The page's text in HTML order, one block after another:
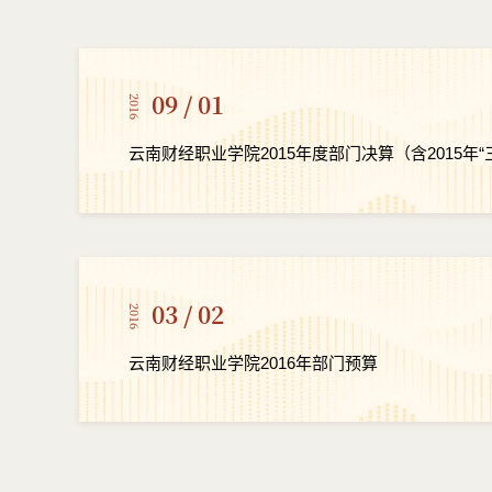
2016 09 / 01
云南财经职业学院2015年度部门决算（含2015年“
2016 03 / 02
云南财经职业学院2016年部门预算